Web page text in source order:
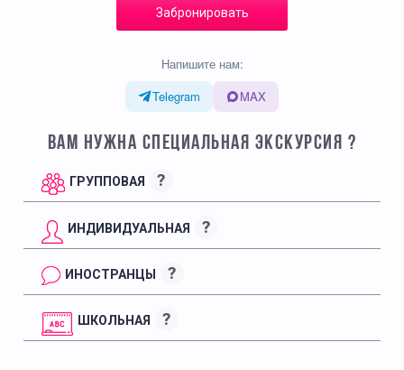
Забронировать
Напишите нам:
Telegram
MAX
ВАМ НУЖНА СПЕЦИАЛЬНАЯ ЭКСКУРСИЯ ?
ГРУППОВАЯ ?
ИНДИВИДУАЛЬНАЯ ?
ИНОСТРАНЦЫ ?
ШКОЛЬНАЯ ?